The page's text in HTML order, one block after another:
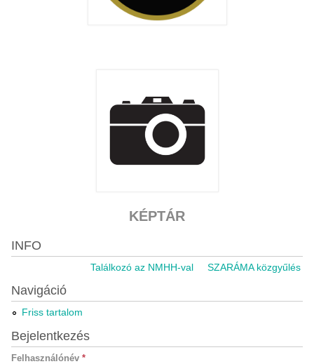
KÉPTÁR
INFO
Találkozó az NMHH-val SZARÁMA közgyűlés
Navigáció
Friss tartalom
Bejelentkezés
Felhasználónév *